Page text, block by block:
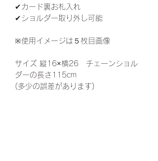
✔︎カード裏お札入れ
✔︎ショルダー取り外し可能
※使用イメージは５枚目画像
サイズ 縦16×横26 チェーンショル
ダーの長さ115cm
(多少の誤差があります)